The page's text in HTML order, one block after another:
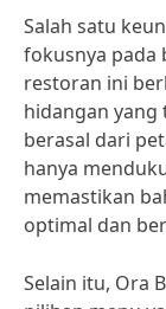
Salah satu
fokusnya pada
restoran ini
hidangan yang
berasal dari
hanya
memastikan
optimal dan
Selain itu, Ora